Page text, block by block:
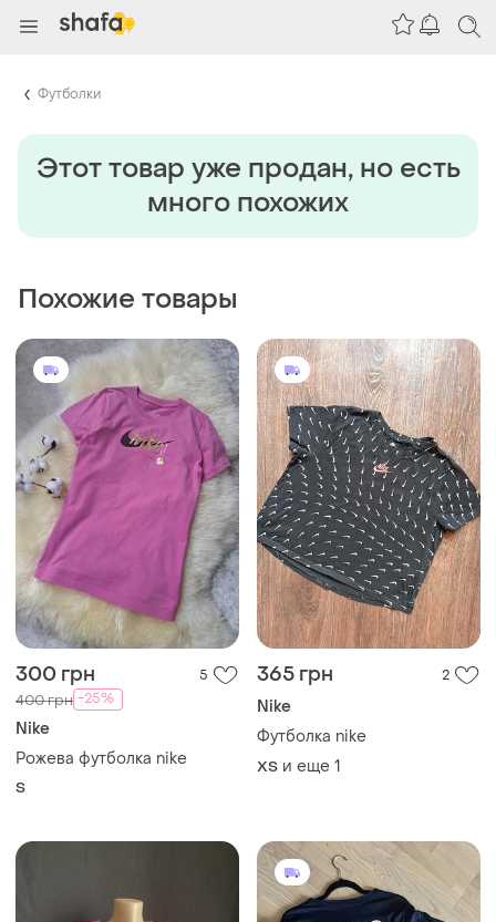
Футболки
Этот товар уже продан, но есть
много похожих
Похожие товары
300 грн 5
400 грн -25%
Nike
Рожева футболка nike
S
365 грн 2
Nike
Футболка nike
ХS и еще 1